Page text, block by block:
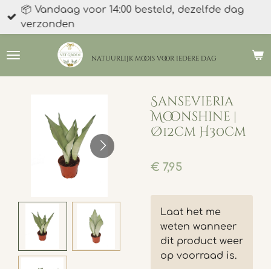
Ga
direct
de
natuurlijk moois voor iedere dag
📦 Vandaag voor 14:00 besteld, dezelfde dag
verzonden
Sansevieria
Moonshine |
Ø12cm H30cm
€ 7,95
Laat het me
weten wanneer
dit product weer
op voorraad is.